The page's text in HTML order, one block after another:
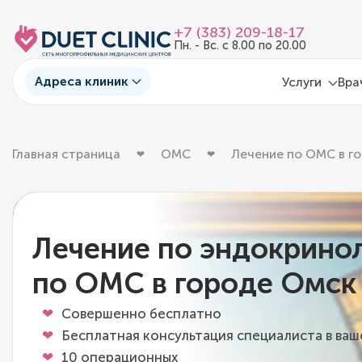
+7 (383) 209-18-17
Пн. - Вс. с 8.00 по 20.00
Адреса клиник Услуги
Главная страница ОМС Лечение по ОМС в
Лечение по
по ОМС в городе Омск
Совершенно бесплатно
Бесплатная консультация специалиста в
10 операционных